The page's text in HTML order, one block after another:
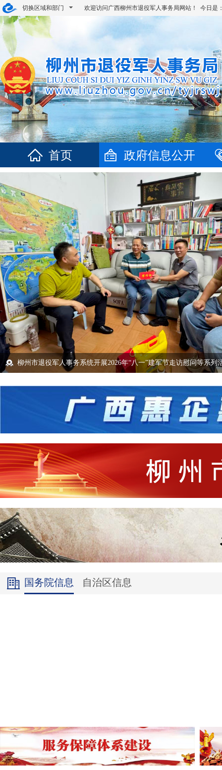
切换区域和部门 欢迎访问广西柳州市退役军人事务局网站！ 今日是
首页 政府信息公开
关于动员全市广大退役军人驰援广西防汛救灾的倡议书
实录丨柳州市退役军人事务高质量发展新闻发布会
柳州市退役军人事务系统开展2026年“八一”建军节走访慰问等系列
国务院信息 自治区信息